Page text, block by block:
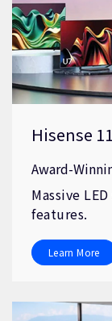
Hisense
Award-
Massive
features.
Learn More